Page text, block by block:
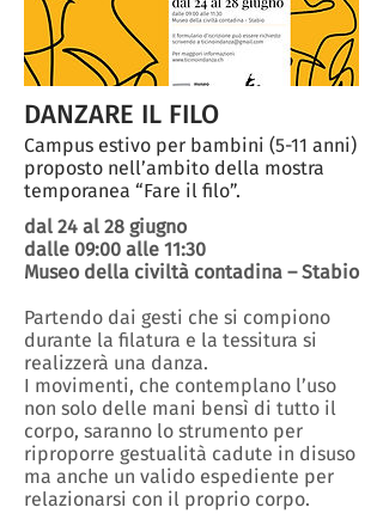
DANZARE IL FILO
Campus estivo per bambini (5-11 anni)
proposto nell’ambito della mostra
temporanea “Fare il filo”.
dal 24 al 28 giugno
dalle 09:00 alle 11:30
Museo della civiltà contadina – Stabio
Partendo dai gesti che si compiono
durante la filatura e la tessitura si
realizzerà una danza.
I movimenti, che contemplano l’uso
non solo delle mani bensì di tutto il
corpo, saranno lo strumento per
riproporre gestualità cadute in disuso
ma anche un valido espediente per
relazionarsi con il proprio corpo.